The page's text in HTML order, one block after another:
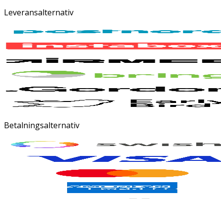
Leveransalternativ
Betalningsalternativ